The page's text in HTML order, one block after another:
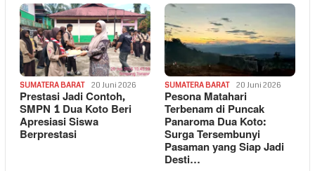
SUMATERA BARAT 20 Juni 2026
Prestasi Jadi Contoh,
SMPN 1 Dua Koto Beri
Apresiasi Siswa
Berprestasi
SUMATERA BARAT 20 Juni 2026
Pesona Matahari
Terbenam di Puncak
Panaroma Dua Koto:
Surga Tersembunyi
Pasaman yang Siap Jadi
Desti…